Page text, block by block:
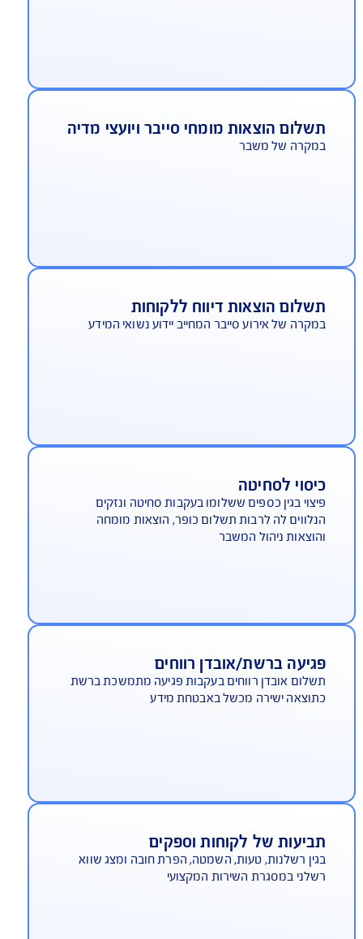
קנסות ברי ביטוח
הפרת הפרטיות ופגיעה בחופש המידע, לרבות
הוצאות מומחי סייבר ויועצי מדיה
של משבר
הוצאות דיווח ללקוחות
של אירוע סייבר המחייב יידוע נשואי המידע
לסחיטה